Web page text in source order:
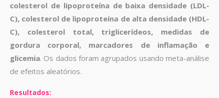
colesterol de lipoproteína de baixa densidade (LDL-
C), colesterol de lipoproteína de alta densidade (HDL-
C), colesterol total, triglicerídeos, medidas de
gordura corporal, marcadores de inflamação e
glicemia. Os dados foram agrupados usando meta-análise
de efeitos aleatórios.
Resultados: